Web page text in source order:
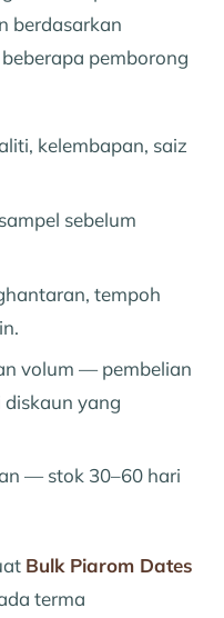
berdasarkan
pemborong
kelembapan, saiz
sebelum
tempoh
volum — pembelian
diskaun yang
— stok 30–60 hari
Bulk Piarom Dates
terma